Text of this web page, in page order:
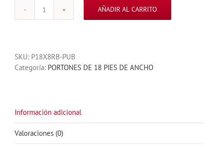
PORTON
BLANCO
18X8
AÑADIR AL CARRITO
SKU: P18X8RB-PUB
Categoría: PORTONES DE 18 PIES DE ANCHO
Información adicional
Valoraciones (0)